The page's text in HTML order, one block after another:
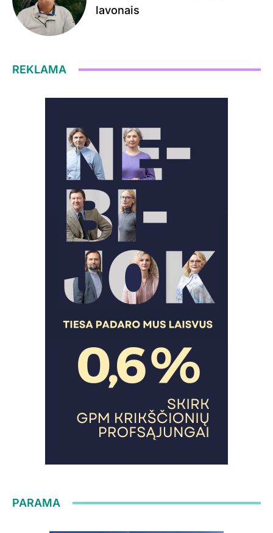
lavonais
REKLAMA
PARAMA